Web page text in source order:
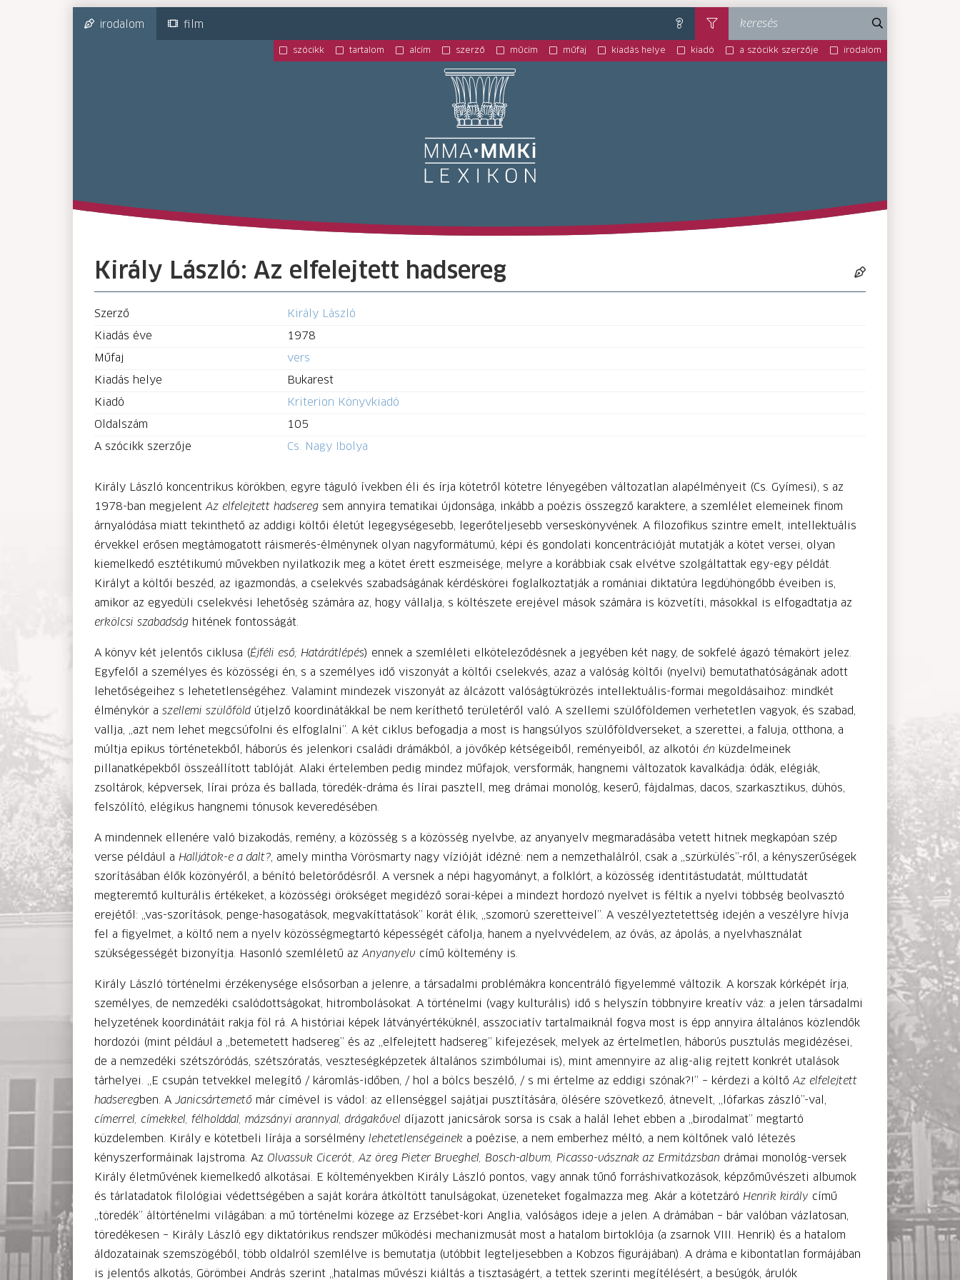
irodalom film súgó szűrés
szócikk tartalom alcím szerző műcím műfaj kiadás helye kiadó a szócikk szerzője irodalom
keresés
MMA-
Király László: Az elfelejtett hadsereg
Szerző Király László
Kiadás éve 1978
Műfaj vers
Kiadás helye Bukarest
Kiadó Kriterion Könyvkiadó
Oldalszám 105
A szócikk szerzője Cs. Nagy Ibolya
Király László koncentrikus körökben, egyre táguló ívekben éli és írja kötetről kötetre lényegében változatlan alapélményeit (Cs. Gyímesi), s az
1978-ban megjelent Az elfelejtett hadsereg sem annyira tematikai újdonsága, inkább a poézis összegző karaktere, a szemlélet elemeinek finom
árnyalódása miatt tekinthető az addigi költői életút legegységesebb, legerőteljesebb verseskönyvének. A filozofikus szintre emelt, intellektuális
érvekkel erősen megtámogatott ráismerés-élménynek olyan nagyformátumú, képi és gondolati koncentrációját mutatják a kötet versei, olyan
kiemelkedő esztétikumú művekben nyilatkozik meg a kötet érett eszmeisége, melyre a korábbiak csak elvétve szolgáltattak egy-egy példát.
Királyt a költői beszéd, az igazmondás, a cselekvés szabadságának kérdéskörei foglalkoztatják a romániai diktatúra legdühöngőbb éveiben is,
amikor az egyedüli cselekvési lehetőség számára az, hogy vállalja, s költészete erejével mások számára is közvetíti, másokkal is elfogadtatja az
erkölcsi szabadság hitének fontosságát.
A könyv két jelentős ciklusa (Éjféli eső; Határátlépés) ennek a szemléleti elköteleződésnek a jegyében két nagy, de sokfelé ágazó témakört jelez.
Egyfelől a személyes és közösségi én, s a személyes idő viszonyát a költői cselekvés, azaz a valóság költői (nyelvi) bemutathatóságának adott
lehetőségeihez s lehetetlenségéhez. Valamint mindezek viszonyát az álcázott valóságtükrözés intellektuális-formai megoldásaihoz: mindkét
élménykör a szellemi szülőföld útjelző koordinátákkal be nem keríthető területéről való. A szellemi szülőföldemen verhetetlen vagyok, és szabad,
vallja, „azt nem lehet megcsúfolni és elfoglalni”. A két ciklus befogadja a most is hangsúlyos szülőföldverseket, a szerettei, a faluja, otthona, a
múltja epikus történetekből, háborús és jelenkori családi drámákból, a jövőkép kétségeiből, reményeiből, az alkotói én küzdelmeinek
pillanatképekből összeállított tablóját. Alaki értelemben pedig mindez műfajok, versformák, hangnemi változatok kavalkádja: ódák, elégiák,
zsoltárok, képversek, lírai próza és ballada, töredék-dráma és lírai pasztell, meg drámai monológ, keserű, fájdalmas, dacos, szarkasztikus, dühös,
felszólító, elégikus hangnemi tónusok keveredésében.
A mindennek ellenére való bizakodás, remény, a közösség s a közösség nyelvbe, az anyanyelv megmaradásába vetett hitnek megkapóan szép
verse például a Halljátok-e a dalt? , amely mintha Vörösmarty nagy vízióját idézné: nem a nemzethalálról, csak a „szürkülés”-ről, a kényszerűségek
szorításában élők közönyéről, a bénító beletörődésről. A versnek a népi hagyományt, a folklórt, a közösség identitástudatát, múlttudatát
megteremtő kulturális értékeket, a közösségi örökséget megidéző sorai-képei a mindezt hordozó nyelvet is féltik a nyelvi többség beolvasztó
erejétől: „vas-szorítások, penge-hasogatások, megvakíttatások” korát élik, „szomorú szeretteivel”. A veszélyeztetettség idején a veszélyre hívja
fel a figyelmet, a költő nem a nyelv közösségmegtartó képességét cáfolja, hanem a nyelvvédelem, az óvás, az ápolás, a nyelvhasználat
szükségességét bizonyítja. Hasonló szemléletű az Anyanyelv című költemény is.
Király László történelmi érzékenysége elsősorban a jelenre, a társadalmi problémákra koncentráló figyelemmé változik. A korszak kórképét írja,
személyes, de nemzedéki csalódottságokat, hitrombolásokat. A történelmi (vagy kulturális) idő s helyszín többnyire kreatív váz: a jelen társadalmi
helyzetének koordinátáit rakja föl rá. A históriai képek látványértéküknél, asszociatív tartalmaiknál fogva most is épp annyira általános közlendők
hordozói (mint például a „betemetett hadsereg” és az „elfelejtett hadsereg” kifejezések, melyek az értelmetlen, háborús pusztulás megidézései,
de a nemzedéki szétszóródás, szétszóratás, veszteségképzetek általános szimbólumai is), mint amennyire az alig-alig rejtett konkrét utalások
tárhelyei. „E csupán tetvekkel melegítő / káromlás-időben, / hol a bölcs beszélő, / s mi értelme az eddigi szónak?!” – kérdezi a költő Az elfelejtett
hadseregben. A Janicsártemető már címével is vádol: az ellenséggel sajátjai pusztítására, ölésére szövetkező, átnevelt, „lófarkas zászló”-val,
címerrel, címekkel, félholddal, mázsányi arannyal, drágakővel díjazott janicsárok sorsa is csak a halál lehet ebben a „birodalmat” megtartó
küzdelemben. Király e kötetbeli lírája a sorsélmény lehetetlenségeinek a poézise, a nem emberhez méltó, a nem költőnek való létezés
kényszerformáinak lajstroma. Az Olvassuk Cicerót, Az öreg Pieter Brueghel, Bosch-album, Picasso-vásznak az Ermitázsban drámai monológ-versek
Király életművének kiemelkedő alkotásai. E költeményekben Király László pontos, vagy annak tűnő forráshivatkozások, képzőművészeti albumok
és tárlatadatok filológiai védettségében a saját korára átköltött tanulságokat, üzeneteket fogalmazza meg. Akár a kötetzáró Henrik király című
„töredék” áltörténelmi világában: a mű történelmi közege az Erzsébet-kori Anglia, valóságos ideje a jelen. A drámában – bár valóban vázlatosan,
töredékesen – Király László egy diktatórikus rendszer működési mechanizmusát most a hatalom birtoklója (a zsarnok VIII. Henrik) és a hatalom
áldozatainak szemszögéből, több oldalról szemlélve is bemutatja (utóbbit legteljesebben a Kobzos figurájában). A dráma e kibontatlan formájában
is jelentős alkotás, Görömbei András szerint „hatalmas művészi kiáltás a tisztaságért, a tettek szerinti megítélésért, a besúgók, árulók